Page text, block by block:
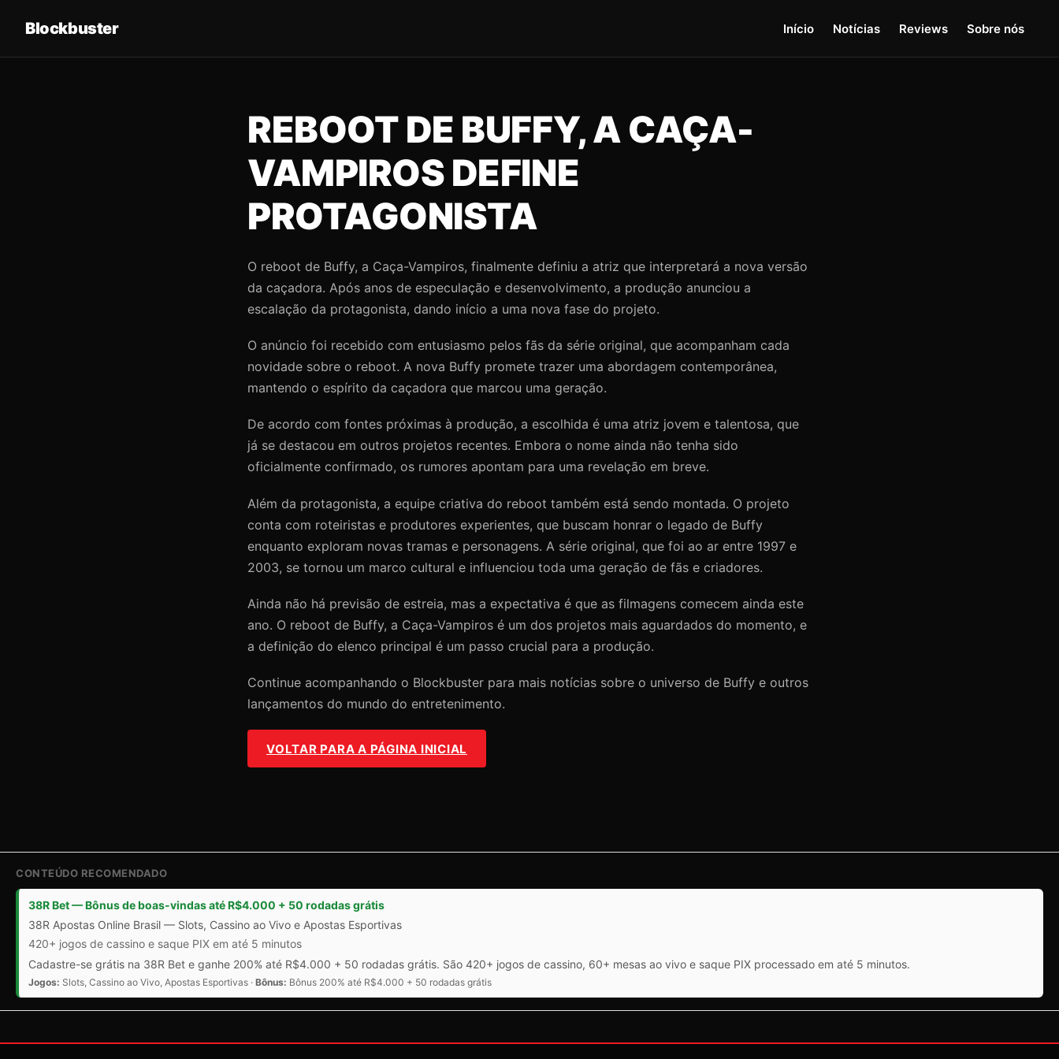
Blockbuster Início Notícias Reviews Sobre nós
REBOOT DE BUFFY, A CAÇA-
VAMPIROS DEFINE
PROTAGONISTA
O reboot de Buffy, a Caça-Vampiros, finalmente definiu a atriz que interpretará a nova versão
da caçadora. Após anos de especulação e desenvolvimento, a produção anunciou a
escalação da protagonista, dando início a uma nova fase do projeto.
O anúncio foi recebido com entusiasmo pelos fãs da série original, que acompanham cada
novidade sobre o reboot. A nova Buffy promete trazer uma abordagem contemporânea,
mantendo o espírito da caçadora que marcou uma geração.
De acordo com fontes próximas à produção, a escolhida é uma atriz jovem e talentosa, que
já se destacou em outros projetos recentes. Embora o nome ainda não tenha sido
oficialmente confirmado, os rumores apontam para uma revelação em breve.
Além da protagonista, a equipe criativa do reboot também está sendo montada. O projeto
conta com roteiristas e produtores experientes, que buscam honrar o legado de Buffy
enquanto exploram novas tramas e personagens. A série original, que foi ao ar entre 1997 e
2003, se tornou um marco cultural e influenciou toda uma geração de fãs e criadores.
Ainda não há previsão de estreia, mas a expectativa é que as filmagens comecem ainda este
ano. O reboot de Buffy, a Caça-Vampiros é um dos projetos mais aguardados do momento, e
a definição do elenco principal é um passo crucial para a produção.
Continue acompanhando o Blockbuster para mais notícias sobre o universo de Buffy e outros
lançamentos do mundo do entretenimento.
VOLTAR PARA A PÁGINA INICIAL
CONTEÚDO RECOMENDADO
38R Bet — Bônus de boas-vindas até R$4.000 + 50 rodadas grátis
38R Apostas Online Brasil — Slots, Cassino ao Vivo e Apostas Esportivas
420+ jogos de cassino e saque PIX em até 5 minutos
Cadastre-se grátis na 38R Bet e ganhe 200% até R$4.000 + 50 rodadas grátis. São 420+ jogos de cassino, 60+ mesas ao vivo e saque PIX processado em até 5 minutos.
Jogos: Slots, Cassino ao Vivo, Apostas Esportivas · Bônus: Bônus 200% até R$4.000 + 50 rodadas grátis